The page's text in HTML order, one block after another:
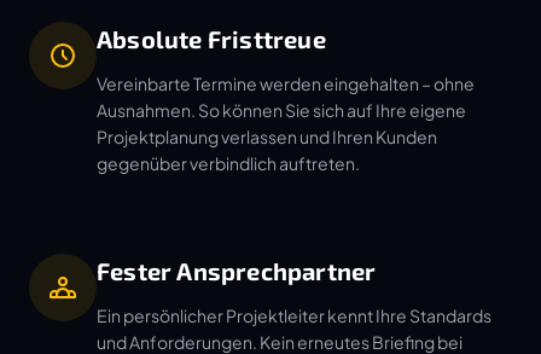
Absolute Fristtreue
Vereinbarte Termine werden eingehalten – ohne
Ausnahmen. So können Sie sich auf Ihre eigene
Projektplanung verlassen und Ihren Kunden
gegenüber verbindlich auftreten.
Fester Ansprechpartner
Ein persönlicher Projektleiter kennt Ihre Standards
und Anforderungen. Kein erneutes Briefing bei